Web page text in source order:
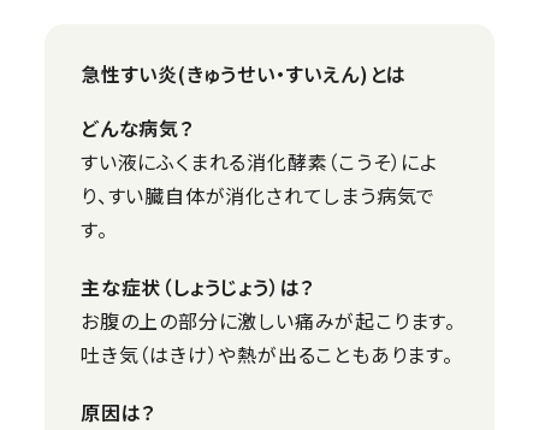
急性すい炎(きゅうせい・すいえん)とは
どんな病気？
すい液にふくまれる消化酵素（こうそ）によ
り、すい臓自体が消化されてしまう病気で
す。
主な症状（しょうじょう）は？
お腹の上の部分に激しい痛みが起こります。
吐き気（はきけ）や熱が出ることもあります。
原因は？